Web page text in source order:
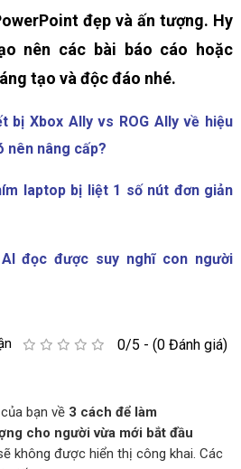
đẹp và ấn tượng. Hy
nên các bài báo cáo hoặc
tạo và độc đáo nhé.
bị Xbox Ally vs ROG Ally về hiệu
nên nâng cấp?
laptop bị liệt 1 số nút đơn giản
đọc được suy nghĩ con người
0/5 - (0 Đánh giá)
bạn về 3 cách để làm
cho người vừa mới bắt đầu
không được hiển thị công khai. Các